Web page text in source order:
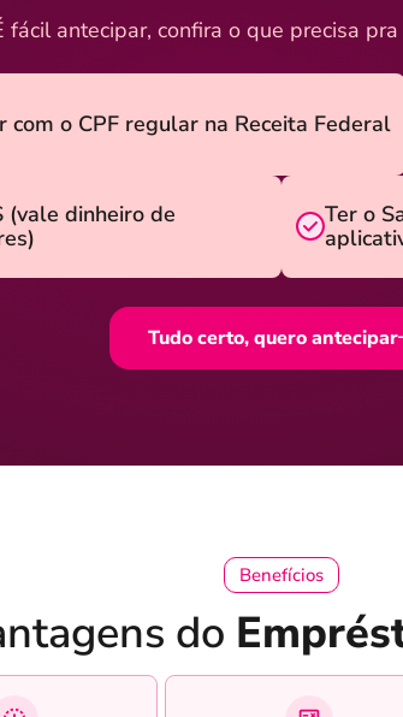
fácil antecipar, confira o que precisa
com o CPF regular na Receita Federal
(vale dinheiro de
Ter o
Tudo certo, quero antecipar
Benefícios
do